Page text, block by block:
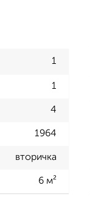
1
1
4
1964
вторичка
6 м²